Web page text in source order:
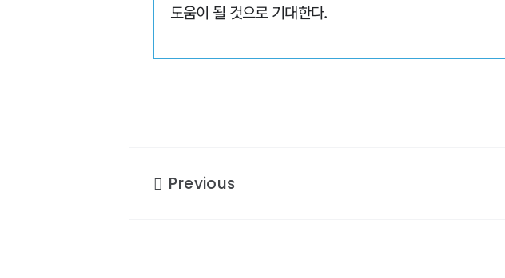
도움이 될 것으로 기대한다.
Previous